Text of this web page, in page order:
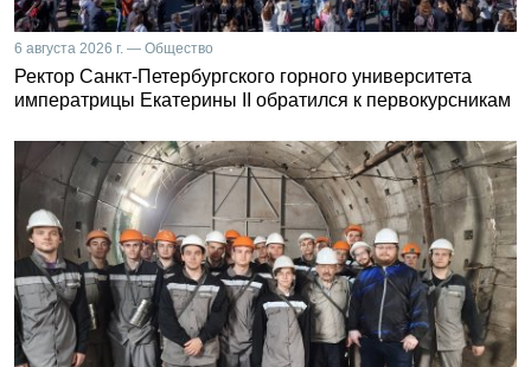
6 августа 2026 г. — Общество
Ректор Санкт-Петербургского горного университета
императрицы Екатерины II обратился к первокурсникам